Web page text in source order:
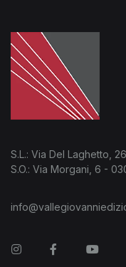
S.L.: Via Del Laghetto,
S.O.: Via Morgani, 6 -
InstagramFacebookYou